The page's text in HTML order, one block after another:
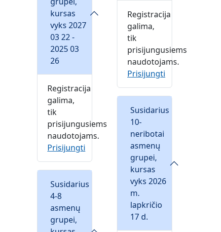
kursas
vyks 2027
03 22 -
2025 03
26
Registracija
galima,
tik
prisijungusiems
naudotojams.
Prisijungti
Susidarius
4-8
asmenų
grupei,
Registracija
galima,
tik
prisijungusiems
naudotojams.
Prisijungti
Susidarius
10-
neribotai
asmenų
grupei,
kursas
vyks 2026
m.
lapkričio
17 d.